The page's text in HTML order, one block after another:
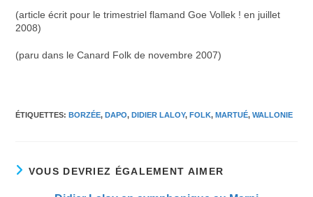
(article écrit pour le trimestriel flamand Goe Vollek ! en juillet
2008)
(paru dans le Canard Folk de novembre 2007)
ÉTIQUETTES:BORZÉE, DAPO, DIDIER LALOY, FOLK, MARTUÉ, WALLONIE
VOUS DEVRIEZ ÉGALEMENT AIMER